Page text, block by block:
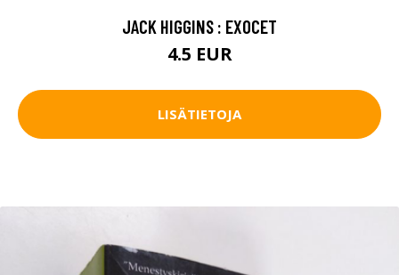
JACK HIGGINS : EXOCET
4.5 EUR
LISÄTIETOJA